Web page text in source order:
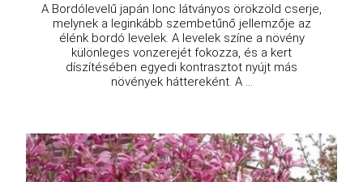
A Bordólevelű japán lonc látványos örökzöld cserje,
melynek a leginkább szembetűnő jellemzője az
élénk bordó levelek. A levelek színe a növény
különleges vonzerejét fokozza, és a kert
díszítésében egyedi kontrasztot nyújt más
növények háttereként. A ...